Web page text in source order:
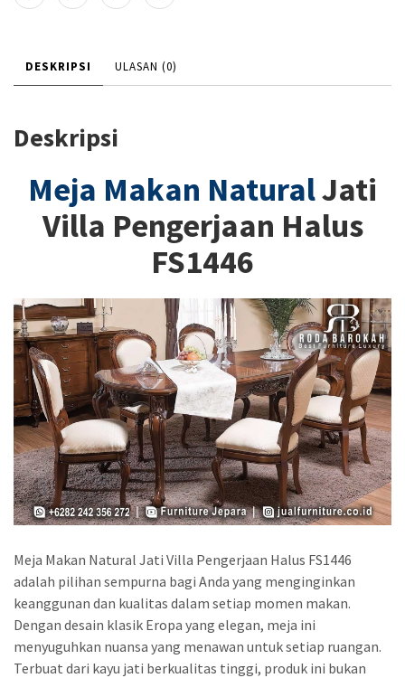
DESKRIPSI ULASAN (0)
Deskripsi
Meja Makan NaturalJati
Villa Pengerjaan Halus
FS1446
Meja Makan Natural Jati Villa Pengerjaan Halus FS1446
adalah pilihan sempurna bagi Anda yang menginginkan
keanggunan dan kualitas dalam setiap momen makan.
Dengan desain klasik Eropa yang elegan, meja ini
menyuguhkan nuansa yang menawan untuk setiap ruangan.
Terbuat dari kayu jati berkualitas tinggi, produk ini bukan